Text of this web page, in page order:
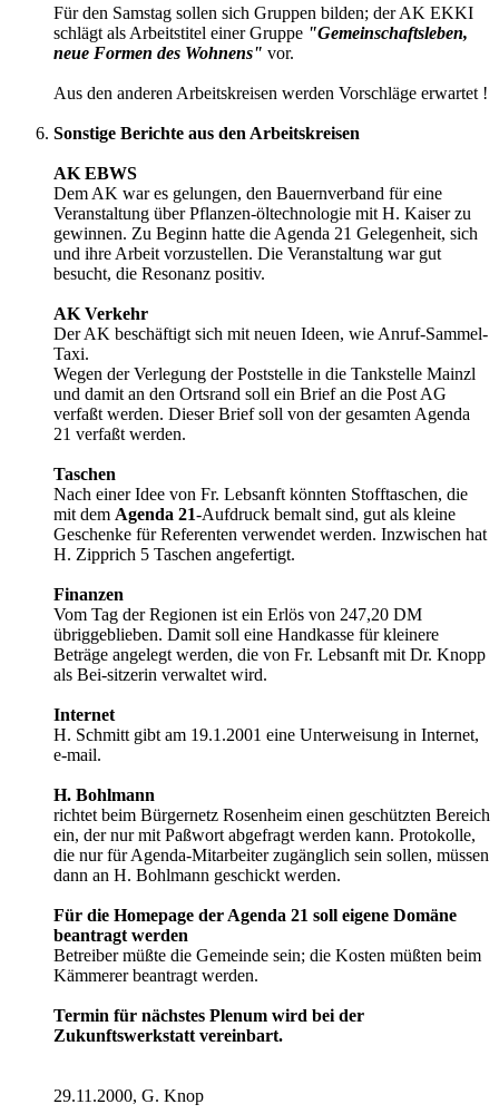
Für den Samstag sollen sich Gruppen bilden; der AK EKKI
schlägt als Arbeitstitel einer Gruppe "Gemeinschaftsleben,
neue Formen des Wohnens" vor.
Aus den anderen Arbeitskreisen werden Vorschläge erwartet !
Sonstige Berichte aus den Arbeitskreisen
AK EBWS
Dem AK war es gelungen, den Bauernverband für eine
Veranstaltung über Pflanzen-öltechnologie mit H. Kaiser zu
gewinnen. Zu Beginn hatte die Agenda 21 Gelegenheit, sich
und ihre Arbeit vorzustellen. Die Veranstaltung war gut
besucht, die Resonanz positiv.
AK Verkehr
Der AK beschäftigt sich mit neuen Ideen, wie Anruf-Sammel-
Taxi.
Wegen der Verlegung der Poststelle in die Tankstelle Mainzl
und damit an den Ortsrand soll ein Brief an die Post AG
verfaßt werden. Dieser Brief soll von der gesamten Agenda
21 verfaßt werden.
Taschen
Nach einer Idee von Fr. Lebsanft könnten Stofftaschen, die
mit dem Agenda 21-Aufdruck bemalt sind, gut als kleine
Geschenke für Referenten verwendet werden. Inzwischen hat
H. Zipprich 5 Taschen angefertigt.
Finanzen
Vom Tag der Regionen ist ein Erlös von 247,20 DM
übriggeblieben. Damit soll eine Handkasse für kleinere
Beträge angelegt werden, die von Fr. Lebsanft mit Dr. Knopp
als Bei-sitzerin verwaltet wird.
Internet
H. Schmitt gibt am 19.1.2001 eine Unterweisung in Internet,
e-mail.
H. Bohlmann
richtet beim Bürgernetz Rosenheim einen geschützten Bereich
ein, der nur mit Paßwort abgefragt werden kann. Protokolle,
die nur für Agenda-Mitarbeiter zugänglich sein sollen, müssen
dann an H. Bohlmann geschickt werden.
Für die Homepage der Agenda 21 soll eigene Domäne
beantragt werden
Betreiber müßte die Gemeinde sein; die Kosten müßten beim
Kämmerer beantragt werden.
Termin für nächstes Plenum wird bei der
Zukunftswerkstatt vereinbart.
29.11.2000, G. Knop